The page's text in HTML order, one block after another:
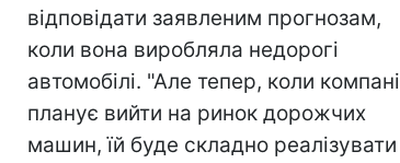
відповідати заявленим прогнозам,
коли вона виробляла недорогі
автомобілі. "Але тепер, коли
планує вийти на ринок дорожчих
машин, їй буде складно реалізувати